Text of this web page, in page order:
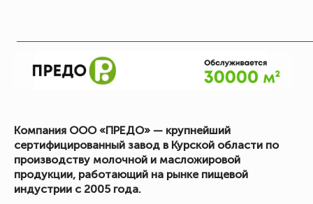
Компания ООО «ПРЕДО» — крупнейший
сертифицированный завод в Курской области по
производству молочной и масложировой
продукции, работающий на рынке пищевой
индустрии с 2005 года.